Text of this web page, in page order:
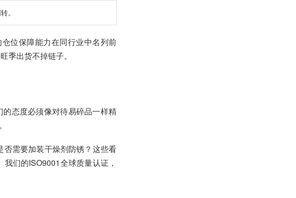
。
位保障能力在同行业中名列前
季出货不掉链子。
态度必须像对待易碎品一样精
需要加装干燥剂防锈？这些看
们的ISO9001全球质量认证，